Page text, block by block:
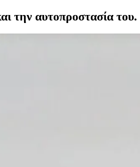
την αυτοπροστασία του.